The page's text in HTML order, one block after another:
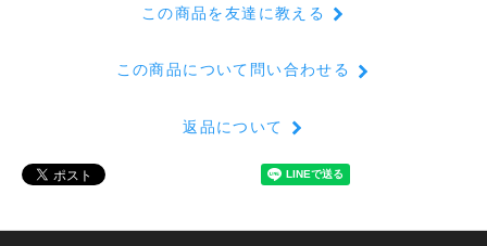
この商品を友達に教える
この商品について問い合わせる
返品について